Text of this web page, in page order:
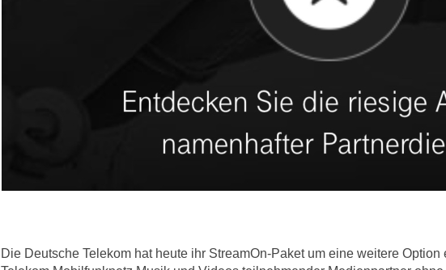
Die Deutsche Telekom hat heute ihr StreamOn-Paket um eine weitere